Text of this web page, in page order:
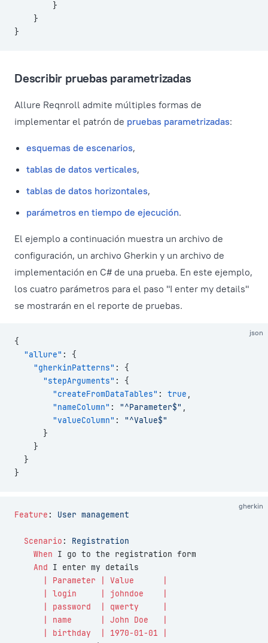
        }
    }
}
Describir pruebas parametrizadas
Allure Reqnroll admite múltiples formas de
implementar el patrón de pruebas parametrizadas:
esquemas de escenarios,
tablas de datos verticales,
tablas de datos horizontales,
parámetros en tiempo de ejecución.
El ejemplo a continuación muestra un archivo de
configuración, un archivo Gherkin y un archivo de
implementación en C# de una prueba. En este ejemplo,
los cuatro parámetros para el paso "I enter my details"
se mostrarán en el reporte de pruebas.
json
{
  "allure"
: {
    "gherkinPatterns"
: {
      "stepArguments"
: {
        "createFromDataTables"
: true ,
        "nameColumn"
: "^Parameter$" ,
        "valueColumn"
: "^Value$"
      }
    }
  }
}
gherkin
Feature : User management
  Scenario
:
Registration
    When
I go to the registration form
    And
I enter my details
      | Parameter | Value      |
      | login     | johndoe    |
      | password  | qwerty     |
      | name      | John Doe   |
      | birthday  | 1970-01-01 |